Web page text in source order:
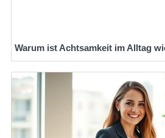
Warum ist Achtsamkeit im Alltag